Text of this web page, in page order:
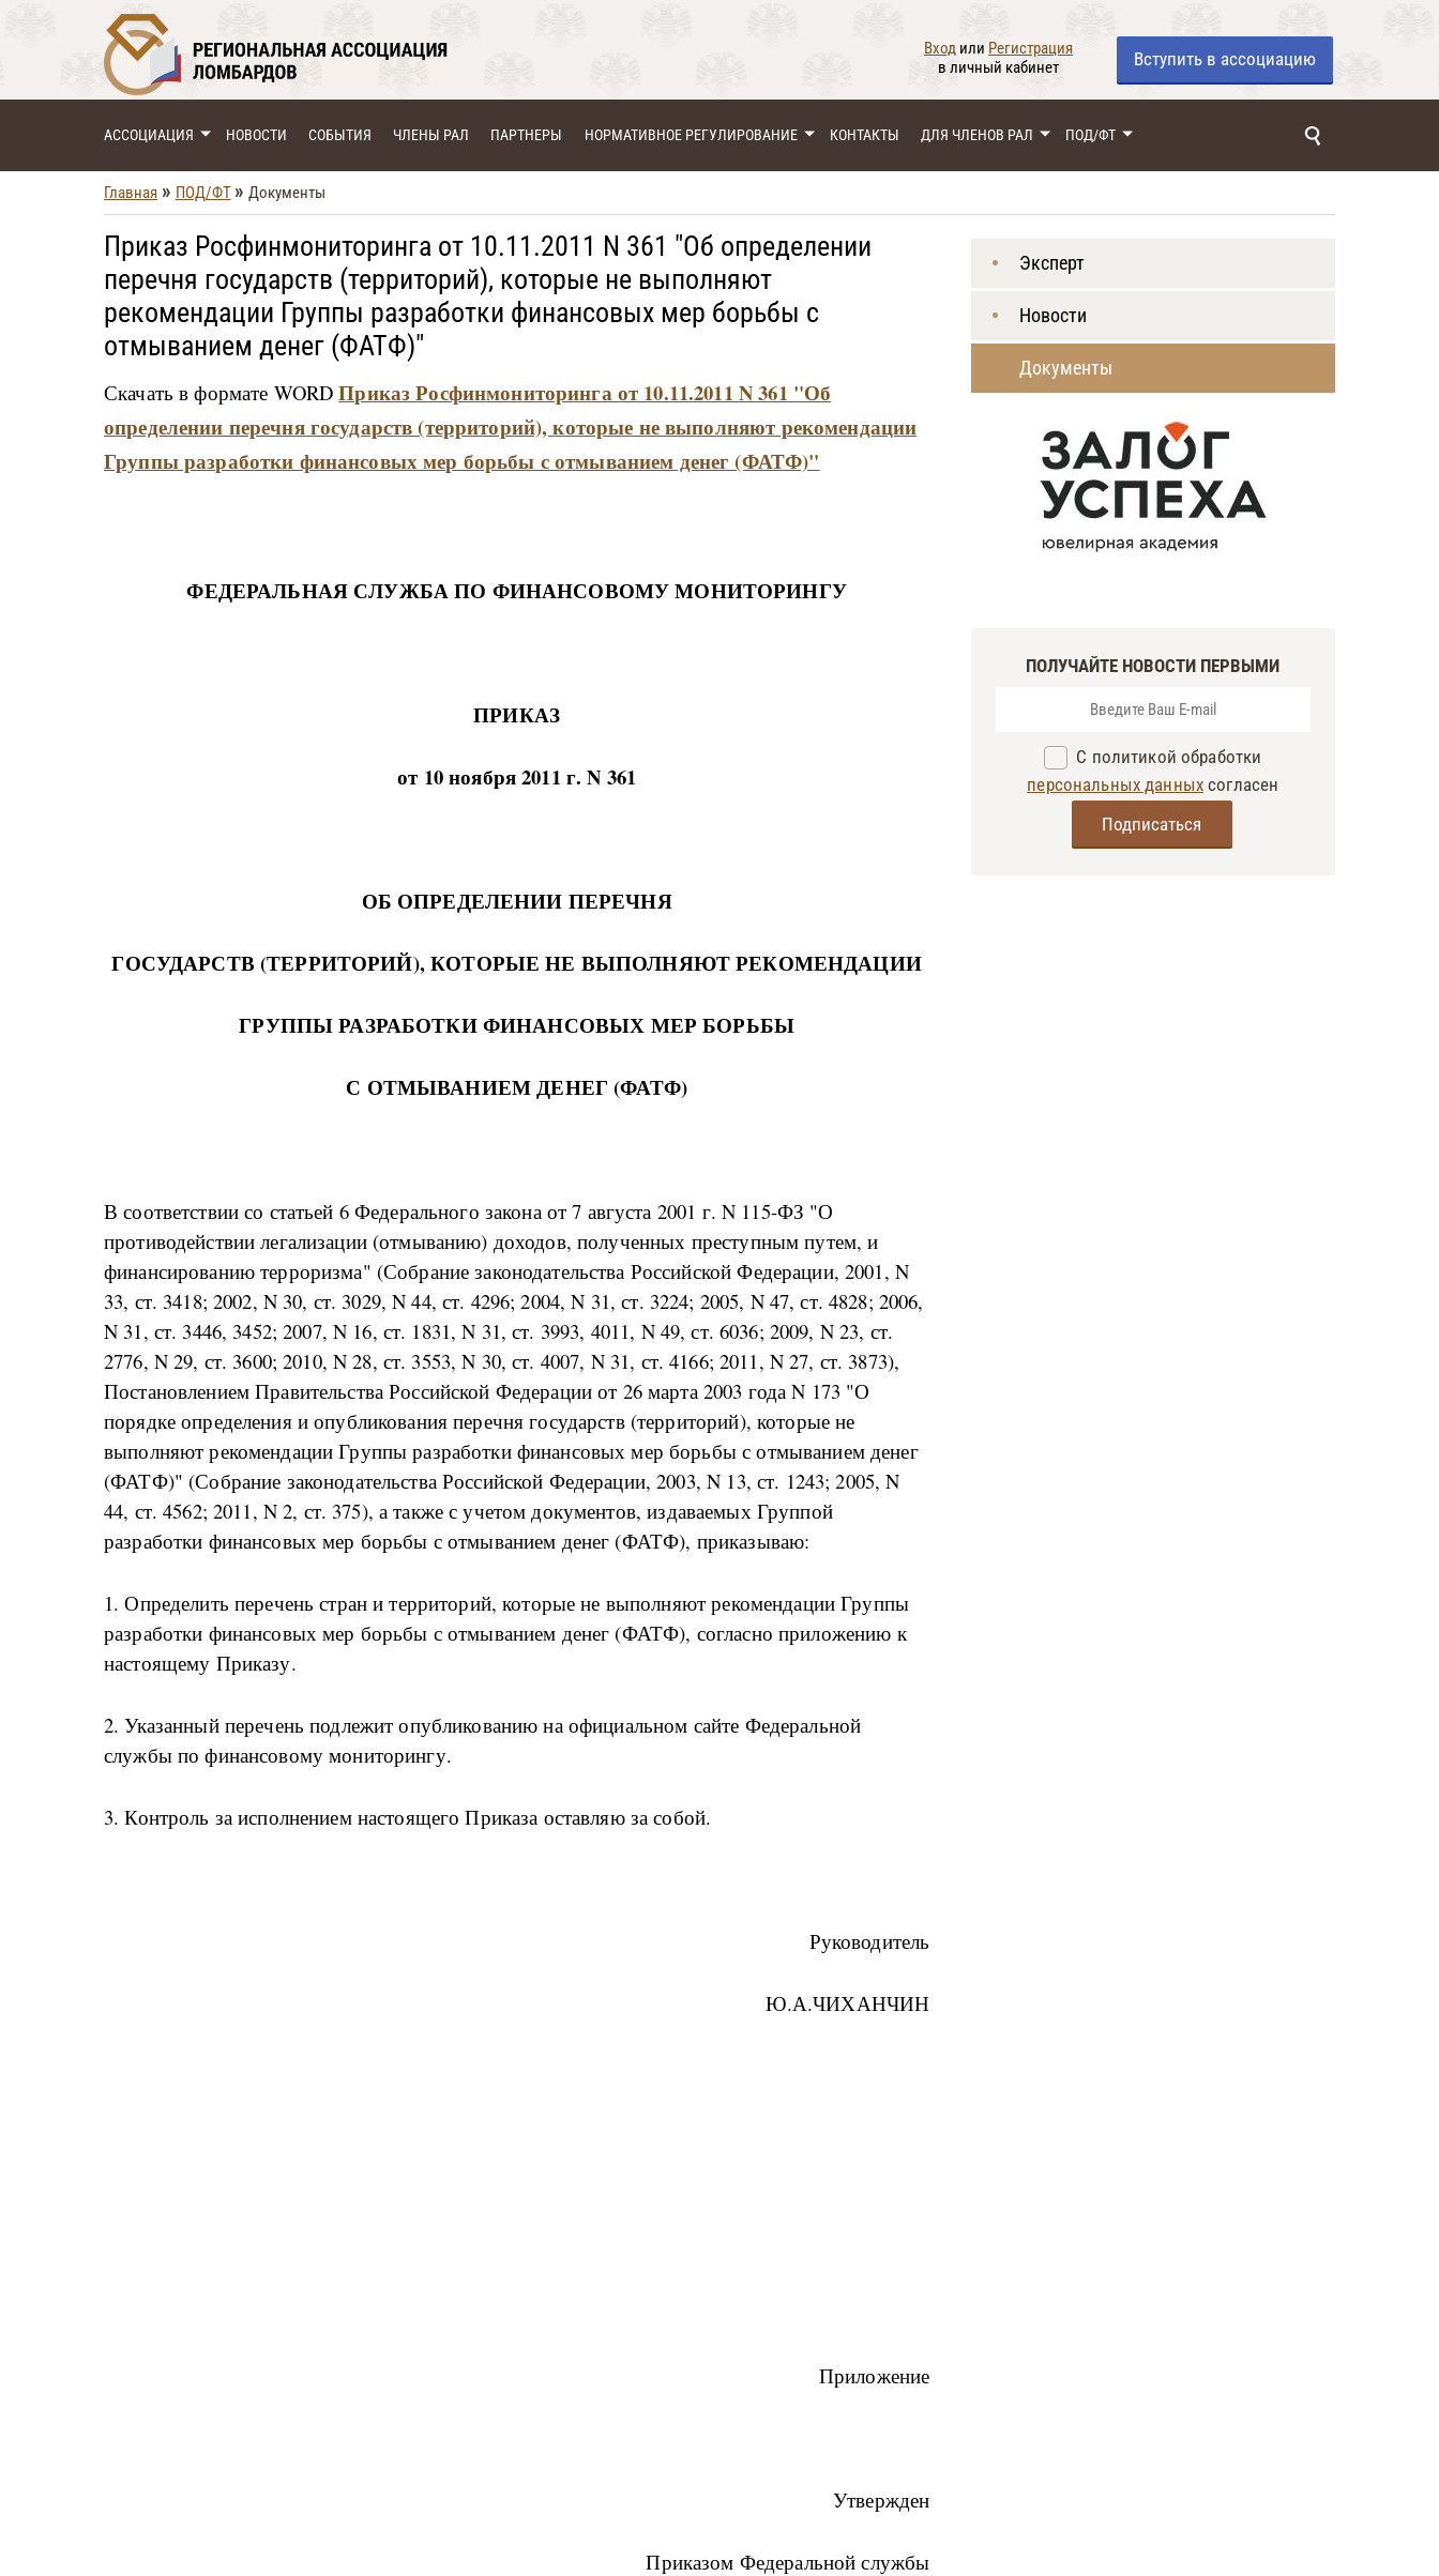
Вход или Регистрация
в личный кабинет
Вступить в ассоциацию
АССОЦИАЦИЯ НОВОСТИ СОБЫТИЯ ЧЛЕНЫ РАЛ ПАРТНЕРЫ НОРМАТИВНОЕ РЕГУЛИРОВАНИЕ КОНТАКТЫ ДЛЯ ЧЛЕНОВ РАЛ ПОД/ФТ
Главная » ПОД/ФТ » Документы
Приказ Росфинмониторинга от 10.11.2011 N 361 "Об определении
перечня государств (территорий), которые не выполняют
рекомендации Группы разработки финансовых мер борьбы с
отмыванием денег (ФАТФ)"
Скачать в формате WORDПриказ Росфинмониторинга от 10.11.2011 N 361 "Об
определении перечня государств (территорий), которые не выполняют рекомендации
Группы разработки финансовых мер борьбы с отмыванием денег (ФАТФ)"
ФЕДЕРАЛЬНАЯ СЛУЖБА ПО ФИНАНСОВОМУ МОНИТОРИНГУ
ПРИКАЗ
от 10 ноября 2011 г. N 361
ОБ ОПРЕДЕЛЕНИИ ПЕРЕЧНЯ
ГОСУДАРСТВ (ТЕРРИТОРИЙ), КОТОРЫЕ НЕ ВЫПОЛНЯЮТ РЕКОМЕНДАЦИИ
ГРУППЫ РАЗРАБОТКИ ФИНАНСОВЫХ МЕР БОРЬБЫ
С ОТМЫВАНИЕМ ДЕНЕГ (ФАТФ)
В соответствии со статьей 6 Федерального закона от 7 августа 2001 г. N 115-ФЗ "О
противодействии легализации (отмыванию) доходов, полученных преступным путем, и
финансированию терроризма" (Собрание законодательства Российской Федерации, 2001, N
33, ст. 3418; 2002, N 30, ст. 3029, N 44, ст. 4296; 2004, N 31, ст. 3224; 2005, N 47, ст. 4828; 2006,
N 31, ст. 3446, 3452; 2007, N 16, ст. 1831, N 31, ст. 3993, 4011, N 49, ст. 6036; 2009, N 23, ст.
2776, N 29, ст. 3600; 2010, N 28, ст. 3553, N 30, ст. 4007, N 31, ст. 4166; 2011, N 27, ст. 3873),
Постановлением Правительства Российской Федерации от 26 марта 2003 года N 173 "О
порядке определения и опубликования перечня государств (территорий), которые не
выполняют рекомендации Группы разработки финансовых мер борьбы с отмыванием денег
(ФАТФ)" (Собрание законодательства Российской Федерации, 2003, N 13, ст. 1243; 2005, N
44, ст. 4562; 2011, N 2, ст. 375), а также с учетом документов, издаваемых Группой
разработки финансовых мер борьбы с отмыванием денег (ФАТФ), приказываю:
1. Определить перечень стран и территорий, которые не выполняют рекомендации Группы
разработки финансовых мер борьбы с отмыванием денег (ФАТФ), согласно приложению к
настоящему Приказу.
2. Указанный перечень подлежит опубликованию на официальном сайте Федеральной
службы по финансовому мониторингу.
3. Контроль за исполнением настоящего Приказа оставляю за собой.
Руководитель
Ю.А.ЧИХАНЧИН
Приложение
Утвержден
Приказом Федеральной службы
Эксперт
Новости
Документы
ПОЛУЧАЙТЕ НОВОСТИ ПЕРВЫМИ
С политикой обработки
персональных данныхсогласен